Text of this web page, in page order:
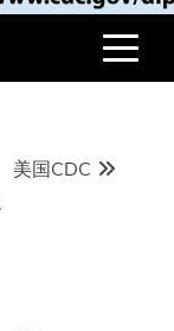
美国CDC